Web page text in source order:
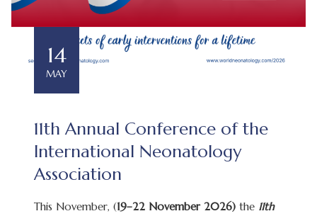
14
MAY
11th Annual Conference of the
International Neonatology
Association
This November, (19–22 November 2026)the 11th